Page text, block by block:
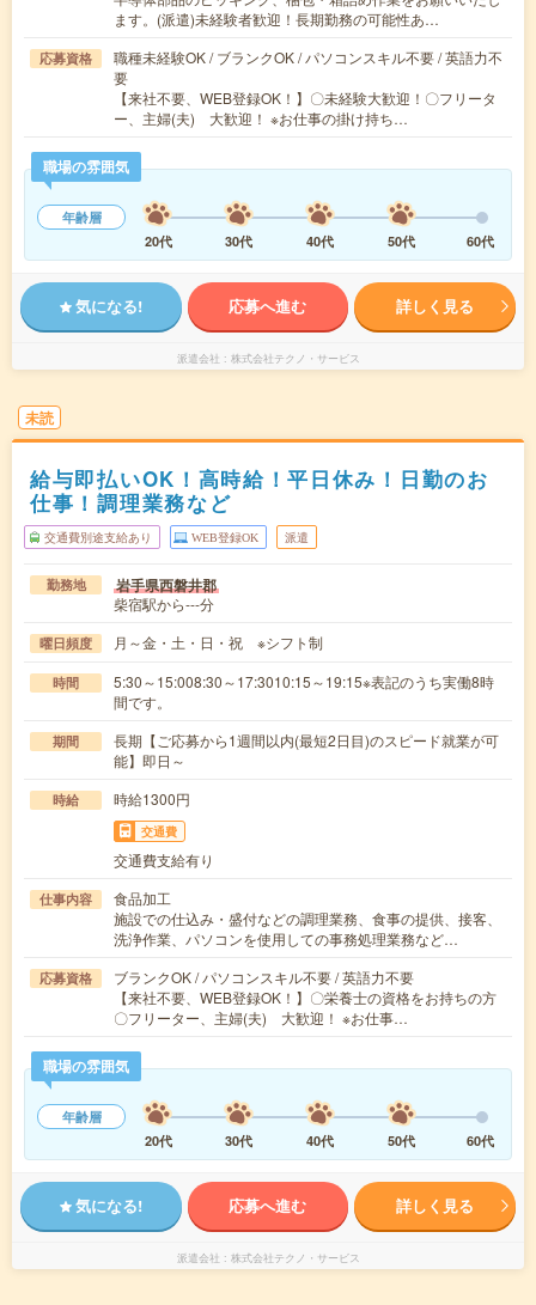
ます。(派遣)未経験者歓迎！長期勤務の可能性あ…
応募資格
職種未経験OK / ブランクOK / パソコンスキル不要 / 英語力不
要
【来社不要、WEB登録OK！】〇未経験大歓迎！〇フリータ
ー、主婦(夫) 大歓迎！ ※お仕事の掛け持ち…
職場の雰囲気
年齢層
20代
30代 40代 50代 60代
気になる! 応募へ進む 詳しく見る
派遣会社 株式会社テクノ・サービス
未読
給与即払いOK！高時給！平日休み！日勤のお
仕事！調理業務など
交通費別途支給あり WEB登録OK 派遣
勤務地 岩手県西磐井郡
柴宿駅から---分
曜日頻度 月～金・土・日・祝 ※シフト制
時間
5:30～15:008:30～17:3010:15～19:15※表記のうち実働8時
間です。
期間
長期【ご応募から1週間以内(最短2日目)のスピード就業が可
能】即日～
時給 時給1300円
交通費
交通費支給有り
仕事内容
食品加工
施設での仕込み・盛付などの調理業務、食事の提供、接客、
洗浄作業、パソコンを使用しての事務処理業務など…
応募資格
ブランクOK / パソコンスキル不要 / 英語力不要
【来社不要、WEB登録OK！】〇栄養士の資格をお持ちの方
〇フリーター、主婦(夫) 大歓迎！ ※お仕事…
職場の雰囲気
年齢層
20代
30代 40代 50代 60代
気になる! 応募へ進む 詳しく見る
派遣会社 株式会社テクノ・サービス